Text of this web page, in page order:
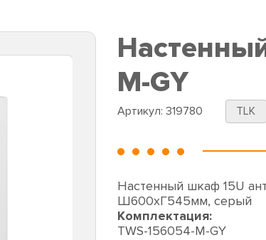
M-GY
Артикул: 319780 TLK
Настенный шкаф 15U
Ш600хГ545мм, серый
Комплектация:
TWS-156054-M-GY